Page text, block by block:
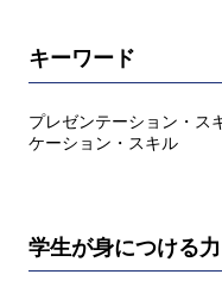
キーワード
プレゼンテーション・ス
ケーション・スキル
学生が身につける力